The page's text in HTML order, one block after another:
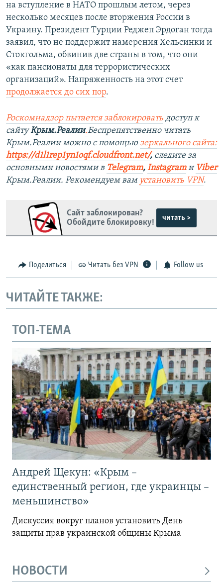
на вступление в НАТО прошлым летом, через
несколько месяцев после вторжения России в
Украину. Президент Турции Реджеп Эрдоган тогда
заявил, что не поддержит намерения Хельсинки и
Стокгольма, обвинив две страны в том, что они
«как пансионаты для террористических
организаций». Напряженность на этот счет
продолжается до сих пор.
Роскомнадзор пытается заблокировать доступ к
сайтуКрым.Реалии.Беспрепятственно читать
Крым.Реалии можно с помощью зеркального сайта:
https://d1l1rep1yn1oqf.cloudfront.net/, следите за
основными новостями в Telegram, Instagramи Viber
Крым.Реалии. Рекомендуем вам установить VPN.
Сайт заблокирован?
Обойдите блокировку!
читать >
Поделиться Читать без VPN Follow us
ЧИТАЙТЕ ТАКЖЕ:
ТОП-ТЕМА
Андрей Щекун: «Крым –
единственный регион, где украинцы –
меньшинство»
Дискуссия вокруг планов установить День
защиты прав украинской общины Крыма
НОВОСТИ